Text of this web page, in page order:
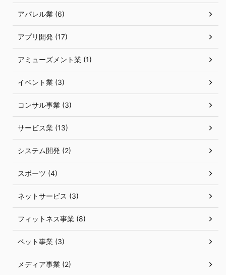
アパレル業 (6)
アプリ開発 (17)
アミューズメント業 (1)
イベント業 (3)
コンサル事業 (3)
サービス業 (13)
システム開発 (2)
スポーツ (4)
ネットサービス (3)
フィットネス事業 (8)
ペット事業 (3)
メディア事業 (2)